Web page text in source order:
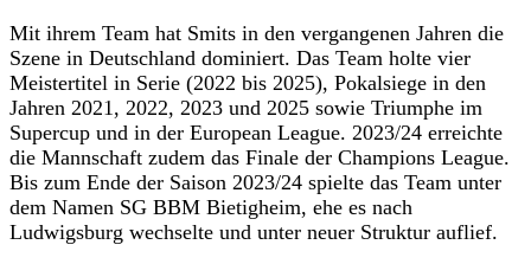
Mit ihrem Team hat Smits in den vergangenen Jahren die
Szene in Deutschland dominiert. Das Team holte vier
Meistertitel in Serie (2022 bis 2025), Pokalsiege in den
Jahren 2021, 2022, 2023 und 2025 sowie Triumphe im
Supercup und in der European League. 2023/24 erreichte
die Mannschaft zudem das Finale der Champions League.
Bis zum Ende der Saison 2023/24 spielte das Team unter
dem Namen SG BBM Bietigheim, ehe es nach
Ludwigsburg wechselte und unter neuer Struktur auflief.